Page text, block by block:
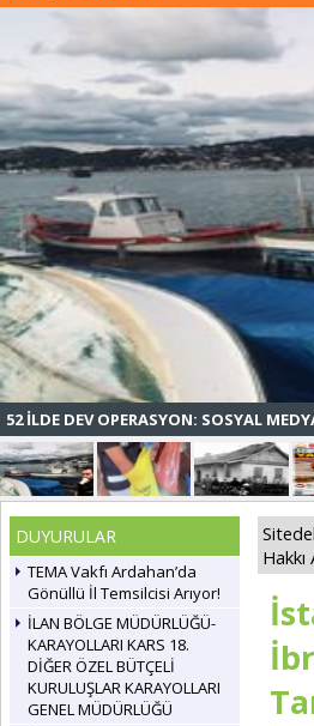
52 İLDE DEV OPERASYON: SOSYAL
DUYURULAR
TEMA Vakfı Ardahan’da
Gönüllü İl Temsilcisi Arıyor!
İLAN BÖLGE MÜDÜRLÜĞÜ-
KARAYOLLARI KARS 18.
DİĞER ÖZEL BÜTÇELİ
KURULUŞLAR KARAYOLLARI
GENEL MÜDÜRLÜĞÜ